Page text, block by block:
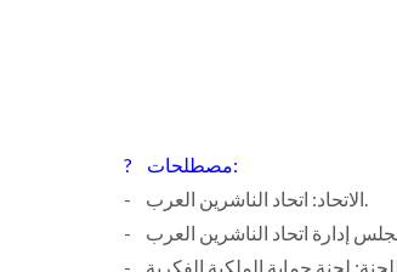
? مصطلحات:
- الاتحاد: اتحاد الناشرين العرب.